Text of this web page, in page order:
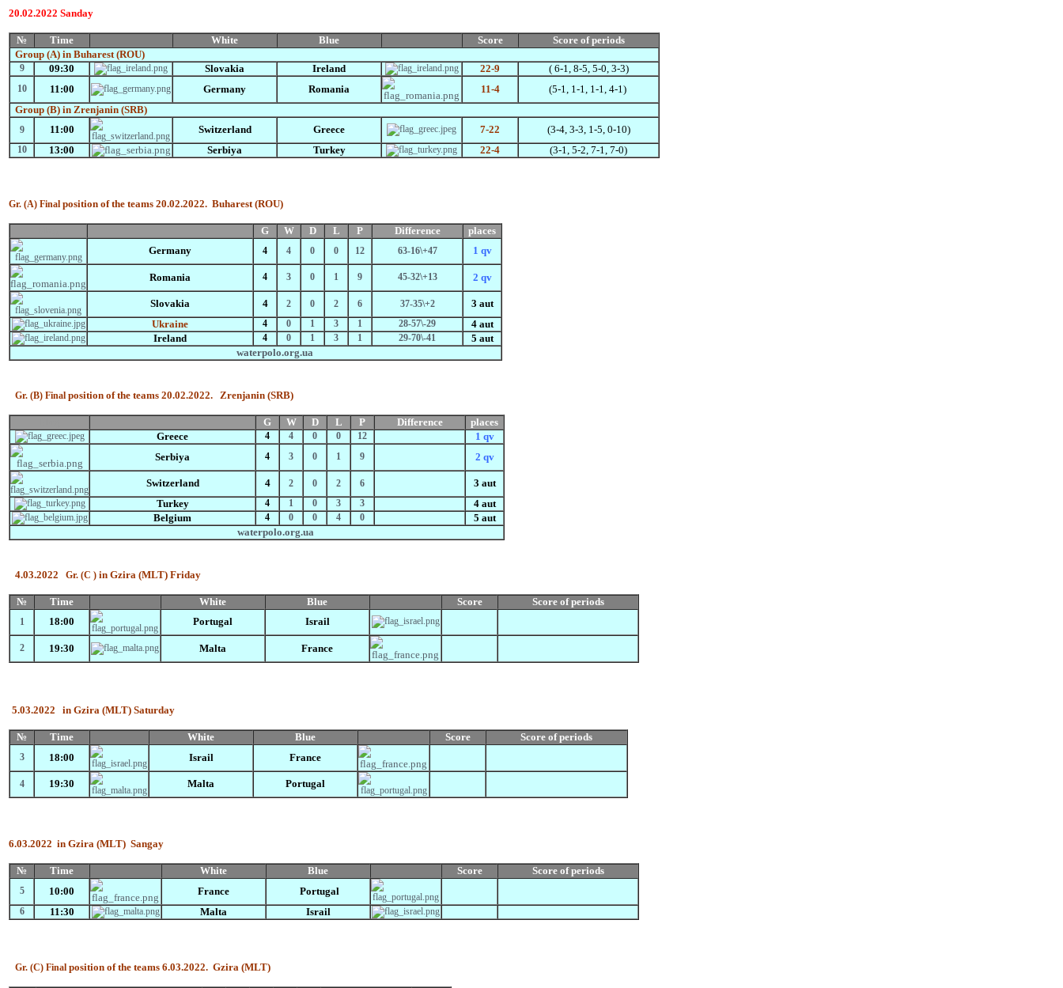
20.02.2022 Sanday
№ Time White Blue Score Scoreof periods
Group (A) in Buharest (ROU)
9 09:30 Slovakia Ireland 22-9 ( 6-1, 8-5, 5-0, 3-3)
10 11:00 Germany Romania 11-4
(5-1, 1-1, 1-1, 4-1)
Group (B) in Zrenjanin (SRB)
9 11:00 Switzerland Greece 7-22 (3-4, 3-3, 1-5, 0-10)
10 13:00 Serbiya Turkey 22-4 (3-1, 5-2, 7-1, 7-0)
Gr. (А) Final position of the teams 20.02.2022. Buharest (ROU)
G W D L P Difference
places
Germany
4 4 0 0 12 63-16\+47 1 qv
Romania 4 3 0 1 9 45-32\+13 2 qv
Slovakia 4 2 0 2 6 37-35\+2
3 aut
Ukraine
4 0 1 3 1 28-57\-29
4 aut
Ireland
4 0 1 3 1 29-70\-41
5 aut
waterpolo.org.ua
Gr. (B) Final position of the teams 20.02.2022. Zrenjanin (SRB)
G W D L P Difference
places
Greece
4 4 0 0 12
1 qv
Serbiya
4 3 0 1 9 2 qv
Switzerland 4 2 0 2 6
3 aut
Turkey
4 1 0 3 3
4 aut
Belgium
4 0 0 4 0
5 aut
waterpolo.org.ua
4.03.2022 Gr. (C ) in Gzira (MLT) Friday
№ Time White Blue Score Scoreof periods
1 18:00 Portugal Israil
2 19:30 Malta France
5.03.2022 in Gzira (MLT) Saturday
№ Time White Blue Score Score of periods
3 18:00 Israil France
4 19:30 Malta Portugal
6.03.2022 in Gzira (MLT) Sangay
№ Time White Blue Score Scoreof periods
5 10:00 France Portugal
6 11:30 Malta Israil
Gr. (C) Final position of the teams 6.03.2022. Gzira (MLT)